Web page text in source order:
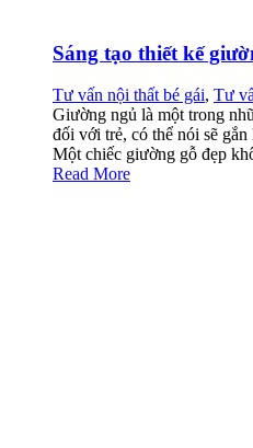
Sáng tạo thiết kế
Tư vấn nội thất bé gái, Tư
Giường ngủ là một trong
đối với trẻ, có thể nói sẽ
Một chiếc giường gỗ đẹp
Read More